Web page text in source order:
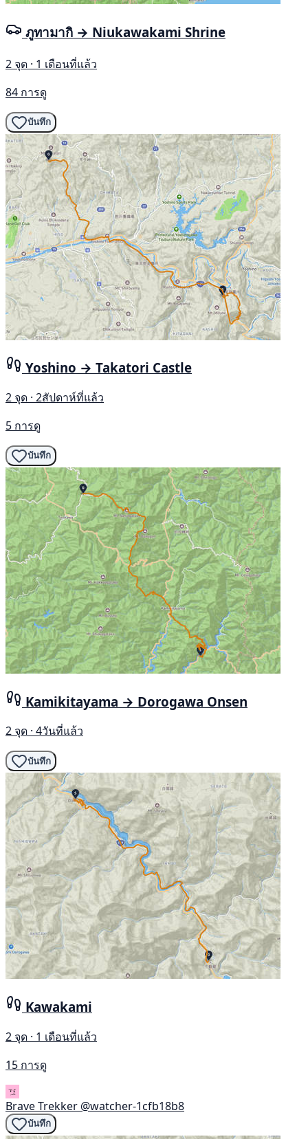
ภูทามากิ → Niukawakami Shrine
2 จุด · 1 เดือนที่แล้ว
84 การดู
บันทึก
Yoshino → Takatori Castle
2 จุด · 2สัปดาห์ที่แล้ว
5 การดู
บันทึก
Kamikitayama → Dorogawa Onsen
2 จุด · 4วันที่แล้ว
บันทึก
Kawakami
2 จุด · 1 เดือนที่แล้ว
15 การดู
Brave Trekker @watcher-1cfb18b8
บันทึก